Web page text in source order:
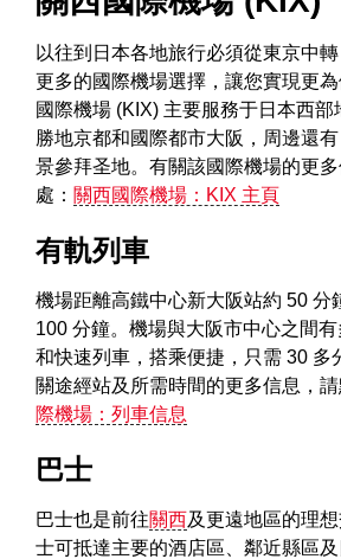
以往到日本各地旅行必須從東京中
更多的國際機場選擇，讓您實現更
國際機場 (KIX) 主要服務于日本西
勝地京都和國際都市大阪，周邊還有
景參拜圣地。有關該國際機場的更
處： 關西國際機場：KIX 主頁
有軌列車
機場距離高鐵中心新大阪站約 50 分
100 分鐘。機場與大阪市中心之間
和快速列車，搭乘便捷，只需 30 多
關途經站及所需時間的更多信息，請
際機場：列車信息
巴士
巴士也是前往關西及更遠地區的理
士可抵達主要的酒店區、鄰近縣區